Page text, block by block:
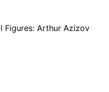
Figures: Arthur Azizov